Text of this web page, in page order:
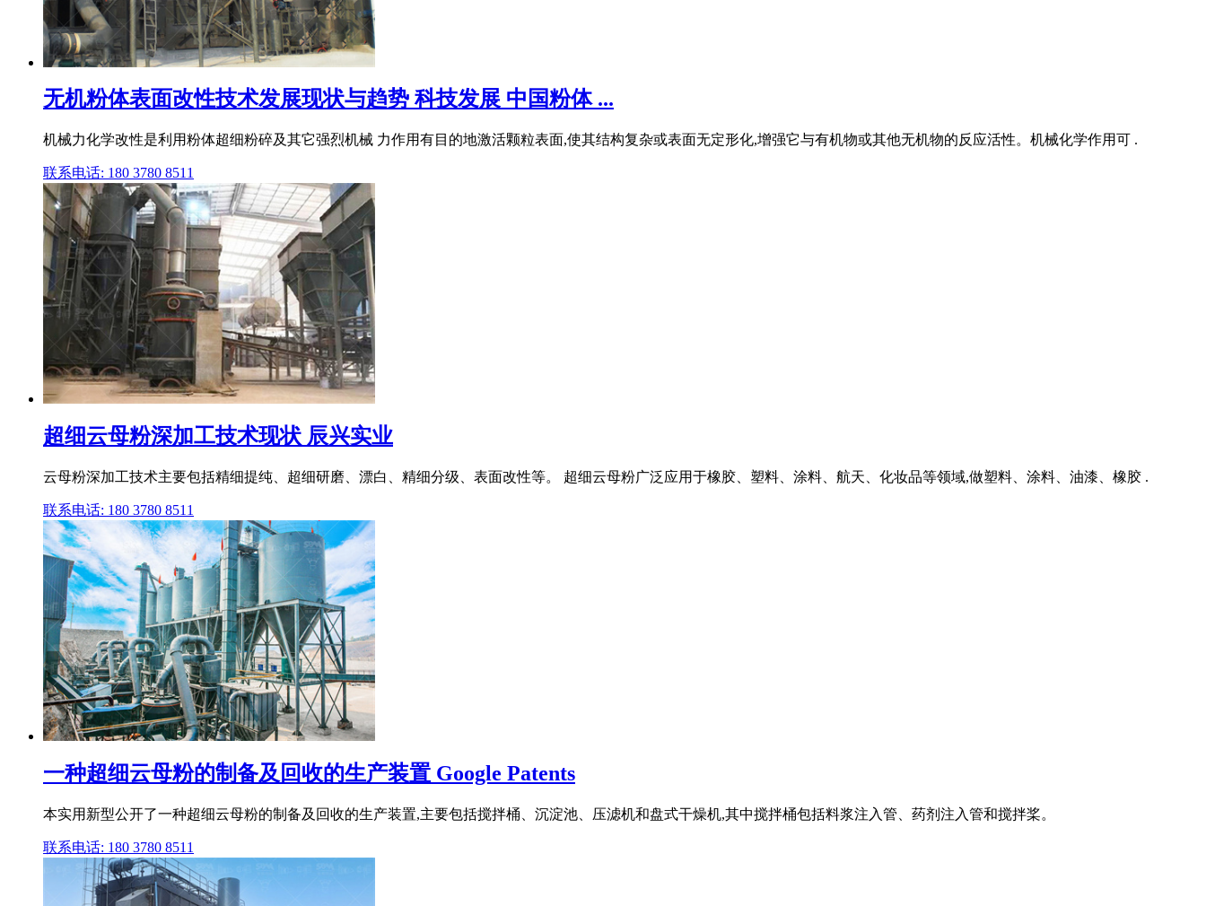
无机粉体表面改性技术发展现状与趋势 科技发展 中国粉体 ...
机械力化学改性是利用粉体超细粉碎及其它强烈机械 力作用有目的地激活颗粒表面,使其结构复杂或表面无定形化,增强它与有机物或其他无机物的反应活性。机械化学作用可 .
联系电话: 180 3780 8511
超细云母粉深加工技术现状 辰兴实业
云母粉深加工技术主要包括精细提纯、超细研磨、漂白、精细分级、表面改性等。 超细云母粉广泛应用于橡胶、塑料、涂料、航天、化妆品等领域,做塑料、涂料、油漆、橡胶 .
联系电话: 180 3780 8511
一种超细云母粉的制备及回收的生产装置 Google Patents
本实用新型公开了一种超细云母粉的制备及回收的生产装置,主要包括搅拌桶、沉淀池、压滤机和盘式干燥机,其中搅拌桶包括料浆注入管、药剂注入管和搅拌桨。
联系电话: 180 3780 8511